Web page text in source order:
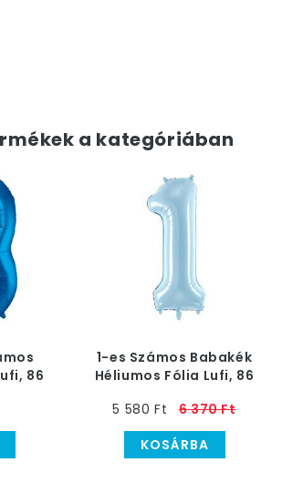
a kategóriában
86
1-es Számos Babakék
Héliumos Fólia Lufi, 86
5 580 Ft
6 370 Ft
KOSÁRBA